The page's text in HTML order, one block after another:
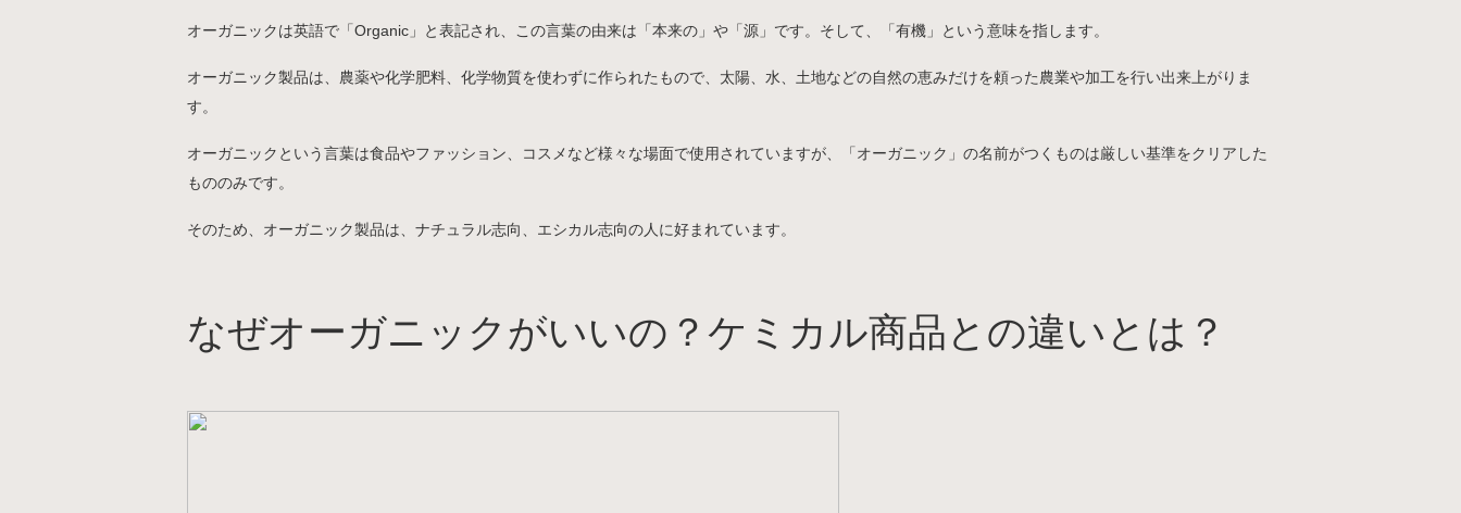
オーガニックは英語で「Organic」と表記され、この言葉の由来は「本来の」や「源」です。そして、「有機」という意味を指します。
オーガニック製品は、農薬や化学肥料、化学物質を使わずに作られたもので、太陽、水、土地などの自然の恵みだけを頼った農業や加工を行い出来上がりま
す。
オーガニックという言葉は食品やファッション、コスメなど様々な場面で使用されていますが、「オーガニック」の名前がつくものは厳しい基準をクリアした
もののみです。
そのため、オーガニック製品は、ナチュラル志向、エシカル志向の人に好まれています。
なぜオーガニックがいいの？ケミカル商品との違いとは？